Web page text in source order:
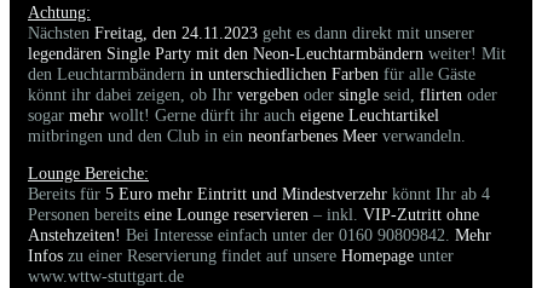
Achtung:
Nächsten Freitag, den 24.11.2023 geht es dann direkt mit unserer
legendären Single Party mit den Neon-Leuchtarmbändern weiter! Mit
den Leuchtarmbändern in unterschiedlichen Farben für alle Gäste
könnt ihr dabei zeigen, ob Ihr vergeben oder single seid, flirten oder
sogar mehr wollt! Gerne dürft ihr auch eigene Leuchtartikel
mitbringen und den Club in ein neonfarbenes Meer verwandeln.
Lounge Bereiche:
Bereits für 5 Euro mehr Eintritt und Mindestverzehr könnt Ihr ab 4
Personen bereits eine Lounge reservieren – inkl. VIP-Zutritt ohne
Anstehzeiten! Bei Interesse einfach unter der 0160 90809842. Mehr
Infos zu einer Reservierung findet auf unsere Homepage unter
www.wttw-stuttgart.de